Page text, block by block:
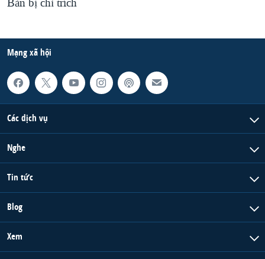
Mạng xã hội
Các dịch vụ
Nghe
Tin tức
Blog
Xem